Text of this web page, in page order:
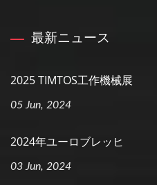
最新ニュース
2025 TIMTOS工作機械展
05 Jun, 2024
2024年ユーロブレッヒ
03 Jun, 2024